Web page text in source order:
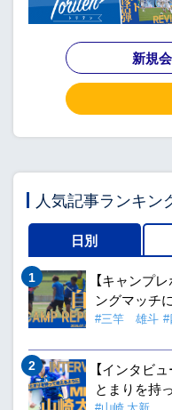
新規
人気記事ランキン
日別
【キャンプ
ングマッチ
#三竿 雄斗
【インタビ
とまりを持